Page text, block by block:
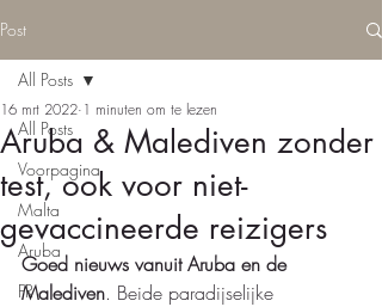
Post
All Posts
Voorpagina
Malta
Aruba
FR
All Posts
Aruba & Malediven zonder
test, ook voor niet-
gevaccineerde reizigers
16 mrt 2022 1 minuten om te lezen
Goed nieuws vanuit Aruba en de
Malediven. Beide paradijselijke